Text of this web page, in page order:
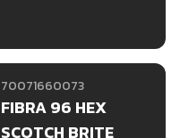
70071660073
FIBRA 96 HEX
SCOTCH BRITE